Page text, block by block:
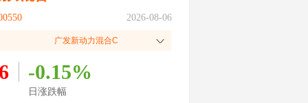
2026-08-06
广发新动力混合C
-0.15%
日涨跌幅